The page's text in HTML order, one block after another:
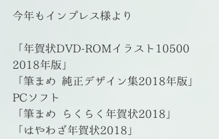
今年もインプレス様より
「年賀状DVD-ROMイラスト10500
2018年版」
「筆まめ 純正デザイン集2018年版」
PCソフト
​「筆まめ らくらく年賀状2018」
「はやわざ年賀状2018」